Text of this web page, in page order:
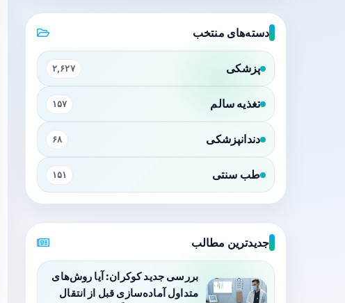
دسته‌های منتخب
پزشکی ۲,۶۲۷
تغذیه سالم ۱۵۷
دندانپزشکی ۶۸
طب سنتی ۱۵۱
جدیدترین مطالب
بررسی جدید کوکران: آیا روش‌های
متداول آماده‌سازی قبل از انتقال